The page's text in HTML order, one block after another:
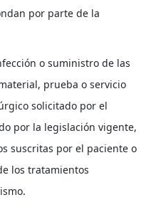
por parte de la
o suministro de las
prueba o servicio
solicitado por el
por la legislación vigente,
suscritas por el paciente o
los tratamientos